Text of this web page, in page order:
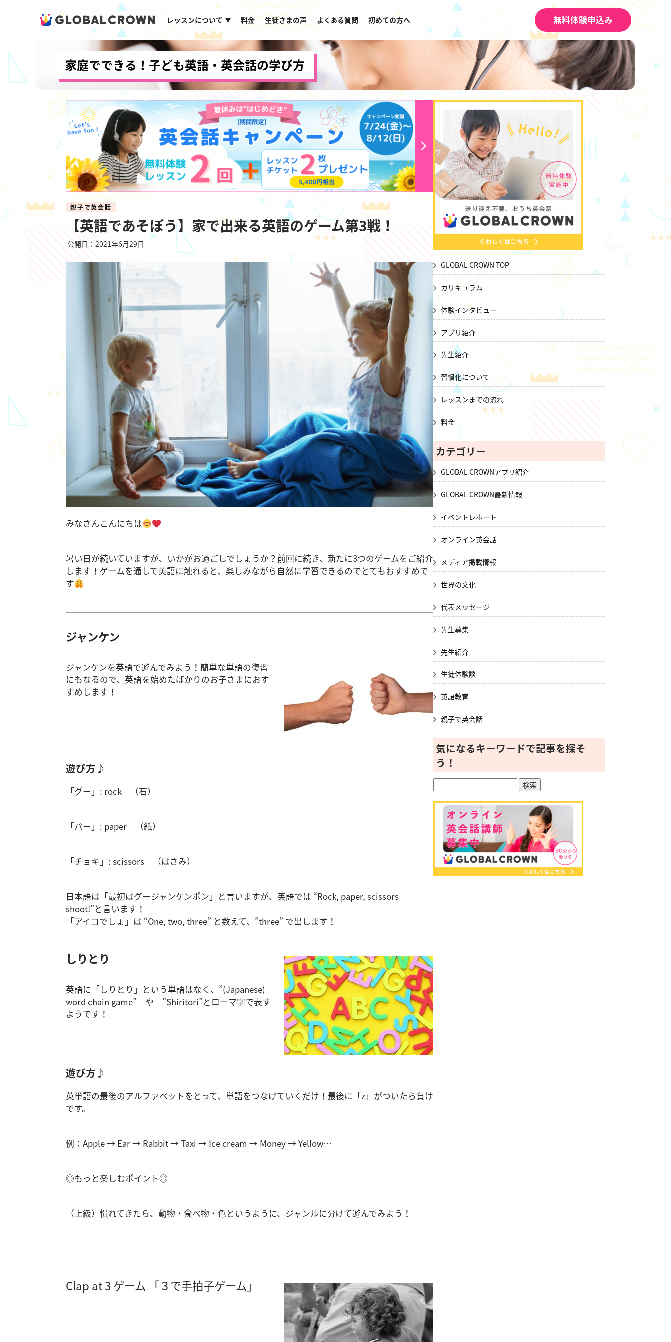
レッスンについて ▼ 料金 生徒さまの声 よくある質問 初めての方へ 無料体験申込み
家庭でできる！子ども英語・英会話の学び方
親子で英会話
【英語であそぼう】家で出来る英語のゲーム第3戦！
公開日：2021年6月29日
みなさんこんにちは
暑い日が続いていますが、いかがお過ごしでしょうか？前回に続き、新たに3つのゲームをご紹介
します！ゲームを通して英語に触れると、楽しみながら自然に学習できるのでとてもおすすめで
す
ジャンケン
ジャンケンを英語で遊んでみよう！簡単な単語の復習
にもなるので、英語を始めたばかりのお子さまにおす
すめします！
遊び方♪
「グー」: rock （石）
「パー」: paper （紙）
「チョキ」: scissors （はさみ）
日本語は「最初はグージャンケンポン」と言いますが、英語では “Rock, paper, scissors
shoot!”と言います！
「アイコでしょ」は “One, two, three” と数えて、”three” で出します！
しりとり
英語に「しりとり」という単語はなく、”(Japanese)
word chain game” や ”Shiritori”とローマ字で表す
ようです！
遊び方♪
英単語の最後のアルファベットをとって、単語をつなげていくだけ！最後に「z」がついたら負け
です。
例：Apple → Ear → Rabbit → Taxi → Ice cream → Money → Yellow…
◎もっと楽しむポイント◎
（上級）慣れてきたら、動物・食べ物・色というように、ジャンルに分けて遊んでみよう！
Clap at 3 ゲーム 「３で手拍子ゲーム」
GLOBAL CROWN TOP
カリキュラム
体験インタビュー
アプリ紹介
先生紹介
習慣化について
レッスンまでの流れ
料金
カテゴリー
GLOBAL CROWNアプリ紹介
GLOBAL CROWN最新情報
イベントレポート
オンライン英会話
メディア掲載情報
世界の文化
代表メッセージ
先生募集
先生紹介
生徒体験談
英語教育
親子で英会話
気になるキーワードで記事を探そ
う！